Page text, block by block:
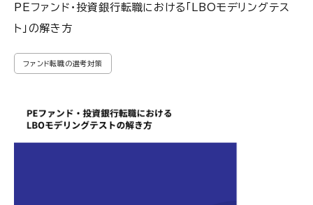
PEファンド・投資銀行転職における「LBOモデリングテス
ト」の解き方
ファンド転職の選考対策